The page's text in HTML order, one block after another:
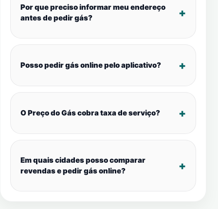
Por que preciso informar meu endereço
antes de pedir gás?
Posso pedir gás online pelo aplicativo?
O Preço do Gás cobra taxa de serviço?
Em quais cidades posso comparar
revendas e pedir gás online?